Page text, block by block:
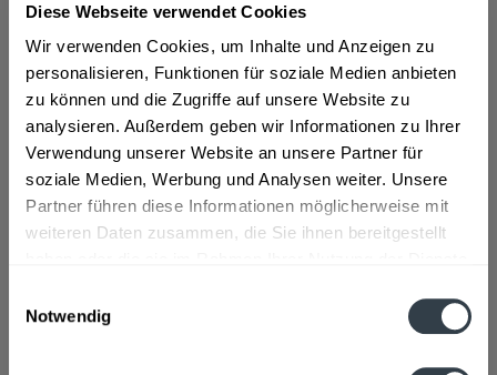
Diese Webseite verwendet Cookies
Wir verwenden Cookies, um Inhalte und Anzeigen zu
personalisieren, Funktionen für soziale Medien anbieten
zu können und die Zugriffe auf unsere Website zu
analysieren. Außerdem geben wir Informationen zu Ihrer
Verwendung unserer Website an unsere Partner für
soziale Medien, Werbung und Analysen weiter. Unsere
Partner führen diese Informationen möglicherweise mit
weiteren Daten zusammen, die Sie ihnen bereitgestellt
Notwendig
Vorrätig
MEHRWEG
+2,46 € Pfand
In denWarenkorb
Hinzugefügt
Artikel-Nr.: 15600
Beschreibung
Wasser, Zucker, Zitronen, Orangen, und Acerolasaft aus